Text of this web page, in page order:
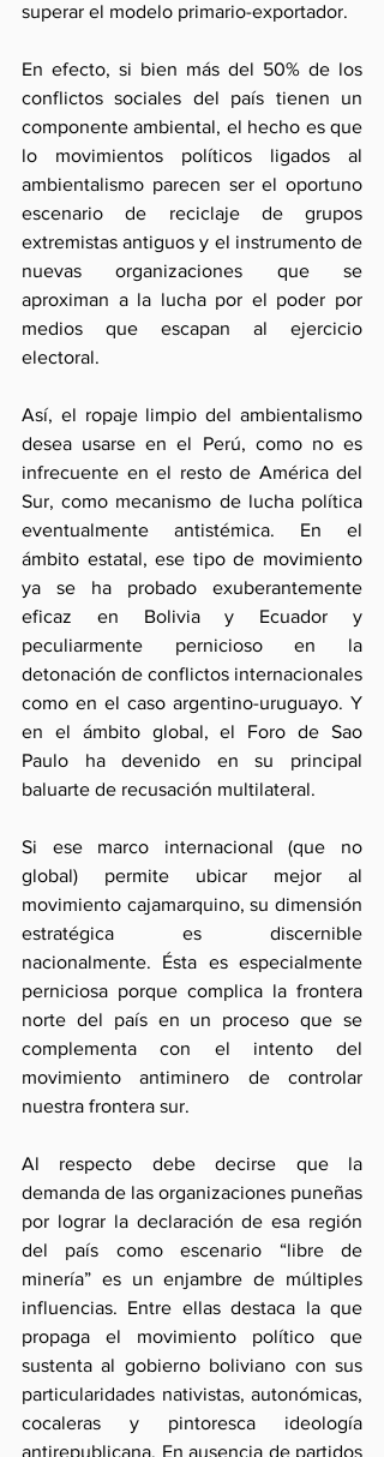
superar el modelo primario-exportador.
En efecto, si bien más del 50% de los
conflictos sociales del país tienen un
componente ambiental, el hecho es que
lo movimientos políticos ligados al
ambientalismo parecen ser el oportuno
escenario de reciclaje de grupos
extremistas antiguos y el instrumento de
nuevas organizaciones que se
aproximan a la lucha por el poder por
medios que escapan al ejercicio
electoral.
Así, el ropaje limpio del ambientalismo
desea usarse en el Perú, como no es
infrecuente en el resto de América del
Sur, como mecanismo de lucha política
eventualmente antistémica. En el
ámbito estatal, ese tipo de movimiento
ya se ha probado exuberantemente
eficaz en Bolivia y Ecuador y
peculiarmente pernicioso en la
detonación de conflictos internacionales
como en el caso argentino-uruguayo. Y
en el ámbito global, el Foro de Sao
Paulo ha devenido en su principal
baluarte de recusación multilateral.
Si ese marco internacional (que no
global) permite ubicar mejor al
movimiento cajamarquino, su dimensión
estratégica es discernible
nacionalmente. Ésta es especialmente
perniciosa porque complica la frontera
norte del país en un proceso que se
complementa con el intento del
movimiento antiminero de controlar
nuestra frontera sur.
Al respecto debe decirse que la
demanda de las organizaciones puneñas
por lograr la declaración de esa región
del país como escenario “libre de
minería” es un enjambre de múltiples
influencias. Entre ellas destaca la que
propaga el movimiento político que
sustenta al gobierno boliviano con sus
particularidades nativistas, autonómicas,
cocaleras y pintoresca ideología
antirepublicana. En ausencia de partidos